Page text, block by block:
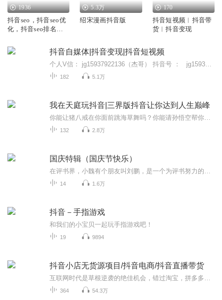
1936
抖音seo，抖音seo优
化，抖音seo排名，
5.3万
绍宋漫画抖音版
170
抖音短视频︱抖音带
货︱抖音变现
抖音自媒体|抖音变现|抖音短视频
182 5.1万
我在天庭玩抖音|三界版抖音让你达到人生巅峰
132 2.8万
国庆特辑（国庆节快乐）
14 1.6万
抖音－手指游戏
和我们的小宝贝一起玩手指游戏吧！
19 9894
抖音小店无货源项目/抖音电商/抖音直播带货
364 54.3万